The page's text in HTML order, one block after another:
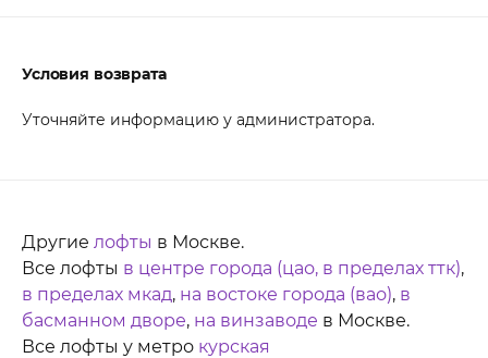
Условия возврата
Уточняйте информацию у администратора.
Другие лофты в Москве.
Все лофты в центре города (цао, в пределах ттк),
в пределах мкад, на востоке города (вао), в
басманном дворе, на винзаводе в Москве.
Все лофты у метро курская